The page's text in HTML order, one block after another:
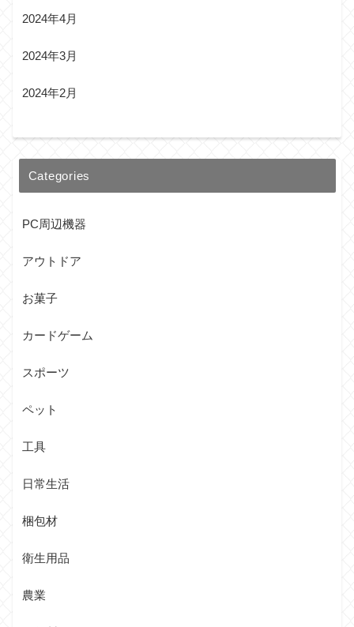
2024年4月
2024年3月
2024年2月
Categories
PC周辺機器
アウトドア
お菓子
カードゲーム
スポーツ
ペット
工具
日常生活
梱包材
衛生用品
農業